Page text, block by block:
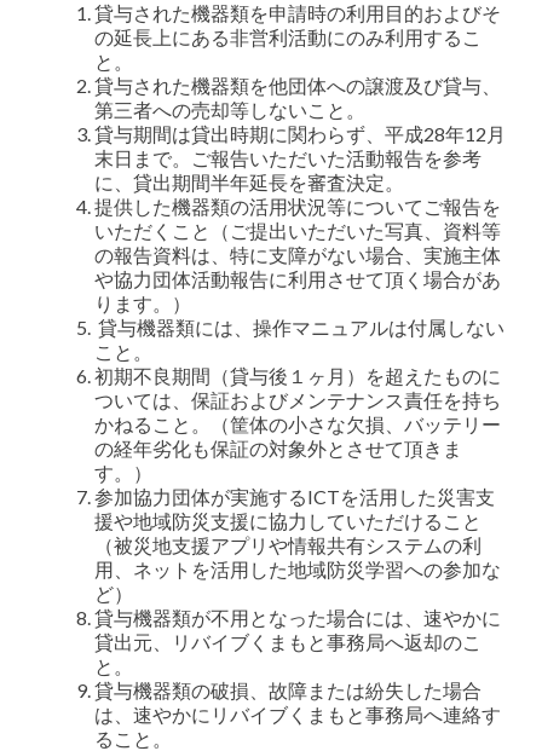
貸与された機器類を申請時の利用目的およびそ
の延長上にある非営利活動にのみ利用するこ
と。
貸与された機器類を他団体への譲渡及び貸与、
第三者への売却等しないこと。
貸与期間は貸出時期に関わらず、平成28年12月
末日まで。ご報告いただいた活動報告を参考
に、貸出期間半年延長を審査決定。
提供した機器類の活用状況等についてご報告を
いただくこと（ご提出いただいた写真、資料等
の報告資料は、特に支障がない場合、実施主体
や協力団体活動報告に利用させて頂く場合があ
ります。）
貸与機器類には、操作マニュアルは付属しない
こと。
初期不良期間（貸与後１ヶ月）を超えたものに
ついては、保証およびメンテナンス責任を持ち
かねること。（筐体の小さな欠損、バッテリー
の経年劣化も保証の対象外とさせて頂きま
す。）
参加協力団体が実施するICTを活用した災害支
援や地域防災支援に協力していただけること
（被災地支援アプリや情報共有システムの利
用、ネットを活用した地域防災学習への参加な
ど）
貸与機器類が不用となった場合には、速やかに
貸出元、リバイブくまもと事務局へ返却のこ
と。
貸与機器類の破損、故障または紛失した場合
は、速やかにリバイブくまもと事務局へ連絡す
ること。